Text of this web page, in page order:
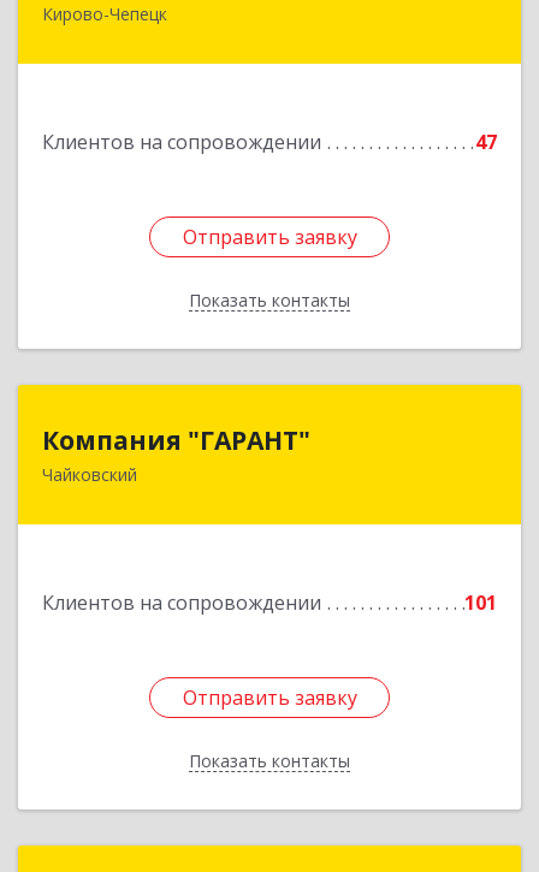
Кирово-Чепецк
Клиентов на сопровождении 47
Отправить заявку
Показать контакты
613044, Кировская обл, город Кирово-Чепецк
Подробнее
Отправить заявку
Назад
Компания "ГАРАНТ"
Чайковский
Клиентов на сопровождении 101
Отправить заявку
Показать контакты
617760, Пермский край, Чайковский г, Карла
Отправить заявку
Назад